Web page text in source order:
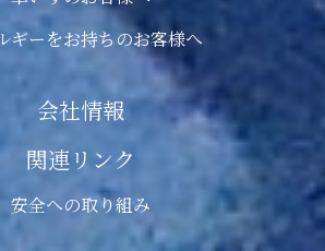
ギーをお持ちのお客様へ
会社情報
関連リンク
安全への取り組み